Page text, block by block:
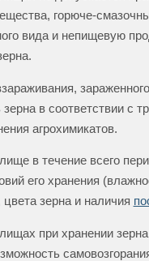
горюче-
вида и непищевую
зерна в соответствии с
агрохимикатов.
в течение всего
его хранения
зерна и наличия
при хранении